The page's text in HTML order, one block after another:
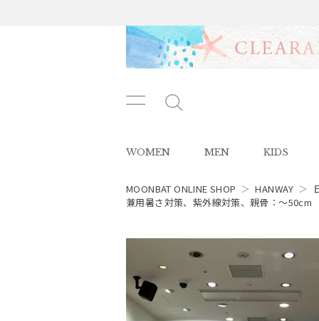
ン
ュ
ー
タ
ン
WOMEN MEN KIDS
MOONBAT ONLINE SHOP ＞HANWAY ＞
兼用暑さ対策、紫外線対策、親骨：～50cm